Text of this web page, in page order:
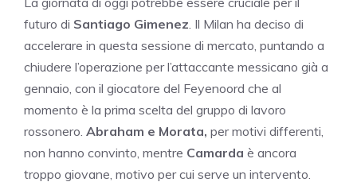
futuro di Santiago Gimenez . Il Milan ha deciso di
accelerare in questa sessione di mercato, puntando a
chiudere l’operazione per l’attaccante messicano già a
gennaio, con il giocatore del Feyenoord che al
momento è la prima scelta del gruppo di lavoro
rossonero. Abraham e Morata, per motivi differenti,
non hanno convinto, mentre Camarda è ancora
troppo giovane, motivo per cui serve un intervento.